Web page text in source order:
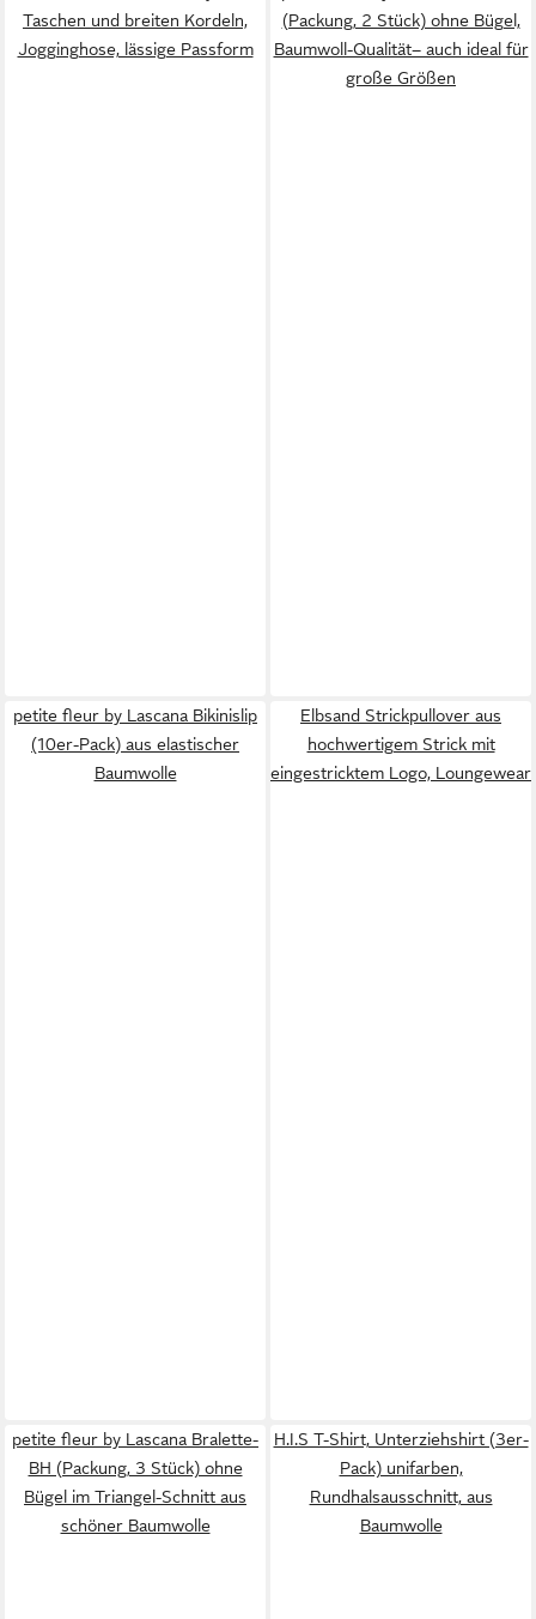
Taschen und breiten Kordeln,
Jogginghose, lässige Passform
(Packung, 2 Stück) ohne Bügel,
Baumwoll-Qualität– auch ideal für
große Größen
petite fleur by Lascana Bikinislip
(10er-Pack) aus elastischer
Baumwolle
Elbsand Strickpullover aus
hochwertigem Strick mit
eingestricktem Logo, Loungewear
petite fleur by Lascana Bralette-
BH (Packung, 3 Stück) ohne
Bügel im Triangel-Schnitt aus
schöner Baumwolle
H.I.S T-Shirt, Unterziehshirt (3er-
Pack) unifarben,
Rundhalsausschnitt, aus
Baumwolle